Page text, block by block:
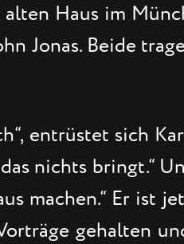
Haus im
Jonas. Beide
entrüstet sich
nichts bringt.“
machen.“ Er ist
gehalten